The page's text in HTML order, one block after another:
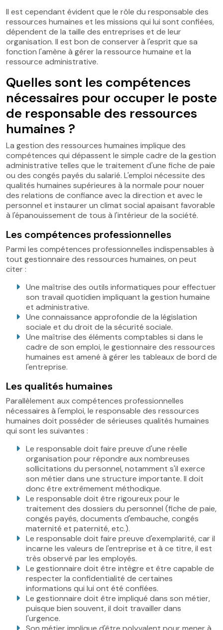
Il est cependant évident que le rôle du responsable des
ressources humaines et les missions qui lui sont confiées,
dépendent de la taille des entreprises et de leur
organisation. Il est bon de conserver à l'esprit que sa
fonction l'amène à gérer la ressource humaine et la
ressource administrative.
Quelles sont les compétences
nécessaires pour occuper le poste
de responsable des ressources
humaines ?
La gestion des ressources humaines implique des
compétences qui dépassent le simple cadre de la gestion
administrative telles que le traitement d'une fiche de paie
ou des congés payés du salarié. L'emploi nécessite des
qualités humaines supérieures à la normale pour nouer
des relations de confiance avec la direction et avec le
personnel et instaurer un climat social apaisant favorable
à l'épanouissement de tous à l'intérieur de la société.
Les compétences professionnelles
Parmi les compétences professionnelles indispensables à
tout gestionnaire des ressources humaines, on peut
citer :
Une maîtrise des outils informatiques pour effectuer
son travail quotidien impliquant la gestion humaine
et administrative.
Une connaissance approfondie de la législation
sociale et du droit de la sécurité sociale.
Une maîtrise des éléments comptables si dans le
cadre de son emploi, le gestionnaire des ressources
humaines est amené à gérer les tableaux de bord de
l'entreprise.
Les qualités humaines
Parallèlement aux compétences professionnelles
nécessaires à l'emploi, le responsable des ressources
humaines doit posséder de sérieuses qualités humaines
qui sont les suivantes :
Le responsable doit faire preuve d'une réelle
organisation pour répondre aux nombreuses
sollicitations du personnel, notamment s'il exerce
son métier dans une structure importante. Il doit
donc être extrêmement méthodique.
Le responsable doit être rigoureux pour le
traitement des dossiers du personnel (fiche de paie,
congés payés, documents d'embauche, congés
maternité et paternité, etc.).
Le responsable doit faire preuve d'exemplarité, car il
incarne les valeurs de l'entreprise et à ce titre, il est
très observé par les employés.
Le gestionnaire doit être intègre et être capable de
respecter la confidentialité de certaines
informations qui lui ont été confiées.
Le gestionnaire doit être impliqué dans son métier,
puisque bien souvent, il doit travailler dans
l'urgence.